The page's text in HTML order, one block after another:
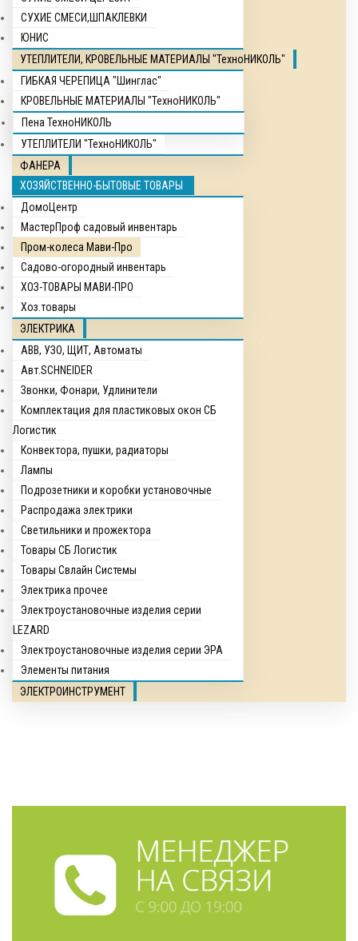
СУХИЕ СМЕСИ,ШПАКЛЕВКИ
ЮНИС
УТЕПЛИТЕЛИ, КРОВЕЛЬНЫЕ МАТЕРИАЛЫ "ТехноНИКОЛЬ"
ГИБКАЯ ЧЕРЕПИЦА "Шинглас"
КРОВЕЛЬНЫЕ МАТЕРИАЛЫ "ТехноНИКОЛЬ"
Пена ТехноНИКОЛЬ
УТЕПЛИТЕЛИ "ТехноНИКОЛЬ"
ФАНЕРА
ХОЗЯЙСТВЕННО-БЫТОВЫЕ ТОВАРЫ
ДомоЦентр
МастерПроф садовый инвентарь
Пром-колеса Мави-Про
Садово-огородный инвентарь
ХОЗ-ТОВАРЫ МАВИ-ПРО
Хоз.товары
ЭЛЕКТРИКА
ABB, УЗО, ЩИТ, Автоматы
Авт.SCHNEIDER
Звонки, Фонари, Удлинители
Комплектация для пластиковых окон СБ
Логистик
Конвектора, пушки, радиаторы
Лампы
Подрозетники и коробки установочные
Распродажа электрики
Светильники и прожектора
Товары СБ Логистик
Товары Свлайн Системы
Электрика прочее
Электроустановочные изделия серии
LEZARD
Электроустановочные изделия серии ЭРА
Элементы питания
ЭЛЕКТРОИНСТРУМЕНТ